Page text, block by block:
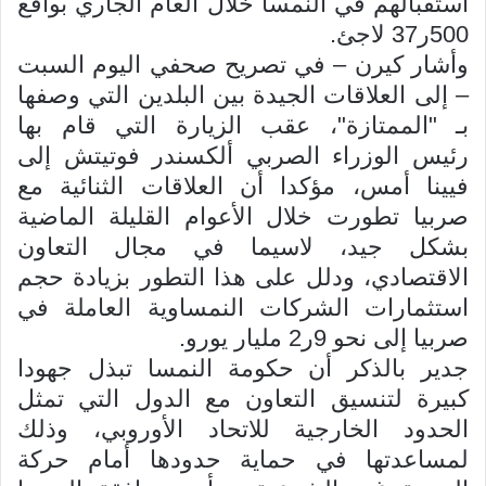
500ر37 لاجئ.
وأشار كيرن – في تصريح صحفي اليوم السبت
– إلى العلاقات الجيدة بين البلدين التي وصفها
بـ "الممتازة"، عقب الزيارة التي قام بها
رئيس الوزراء الصربي ألكسندر فوتيتش إلى
فيينا أمس، مؤكدا أن العلاقات الثنائية مع
صربيا تطورت خلال الأعوام القليلة الماضية
بشكل جيد، لاسيما في مجال التعاون
الاقتصادي، ودلل على هذا التطور بزيادة حجم
استثمارات الشركات النمساوية العاملة في
صربيا إلى نحو 9ر2 مليار يورو.
جدير بالذكر أن حكومة النمسا تبذل جهودا
كبيرة لتنسيق التعاون مع الدول التي تمثل
الحدود الخارجية للاتحاد الأوروبي، وذلك
لمساعدتها في حماية حدودها أمام حركة